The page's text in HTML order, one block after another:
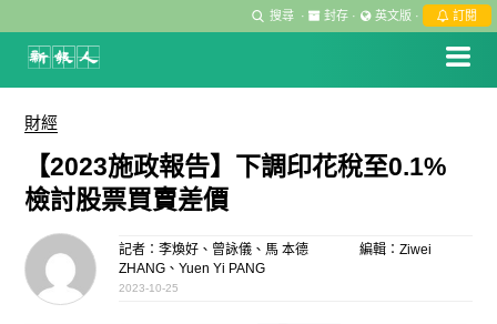
搜尋 · 封存 · 英文版 · 訂閱
財經
【2023施政報告】下調印花稅至0.1%
檢討股票買賣差價
記者：李煥好、曾詠儀、馬 本德
編輯：Ziwei
ZHANG、Yuen Yi PANG
2023-10-25